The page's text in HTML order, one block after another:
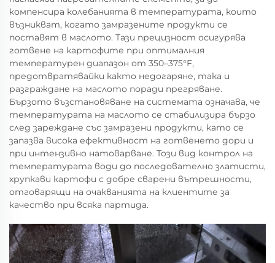
компенсира колебанията в температурата, които
възникват, когато замразените продукти се
поставят в маслото. Тази прецизност осигурява
готвене на картофите при оптималния
температурен диапазон от 350–375°F,
предотвратявайки както недогаряне, така и
разграждане на маслото поради прегряване.
Бързото възстановяване на системата означава, че
температурата на маслото се стабилизира бързо
след зареждане със замразени продукти, като се
запазва висока ефективност на готвенето дори и
при интензивно натоварване. Този вид контрол на
температурата води до последователно златисти,
хрупкави картофи с добре сварени вътрешности,
отговарящи на очакванията на клиентите за
качество при всяка партида.